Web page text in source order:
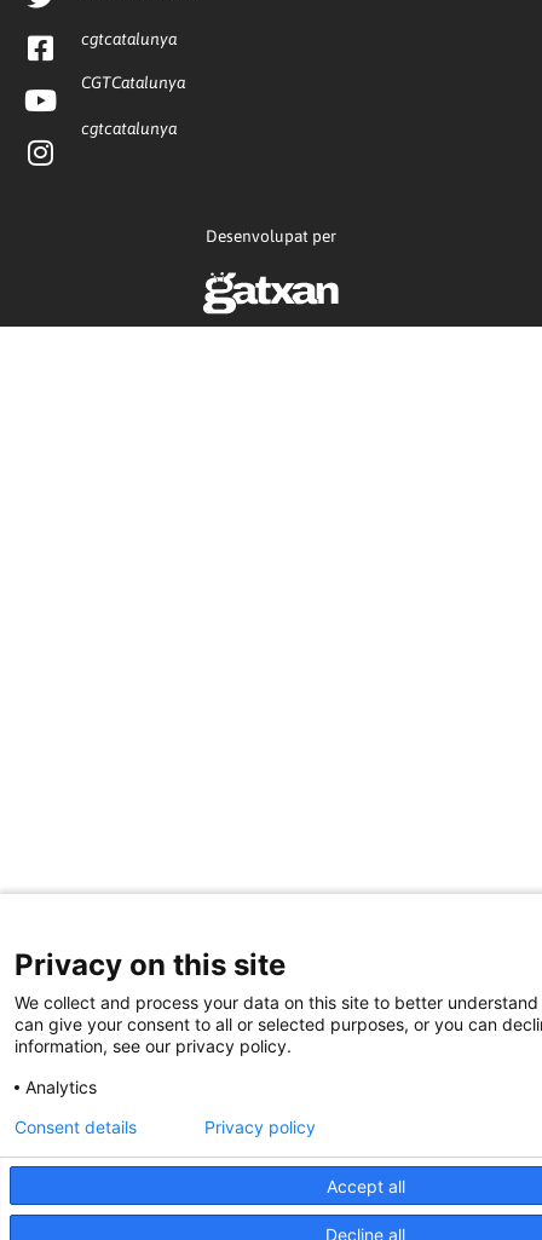
cgtcatalunya
CGTCatalunya
cgtcatalunya
Desenvolupat per
Privacy on this site
We collect and process your data on this site to better understand
can give your consent to all or selected purposes, or you can
information, see our privacy policy.
Analytics
Accept all
Decline all
Consent details Privacy policy